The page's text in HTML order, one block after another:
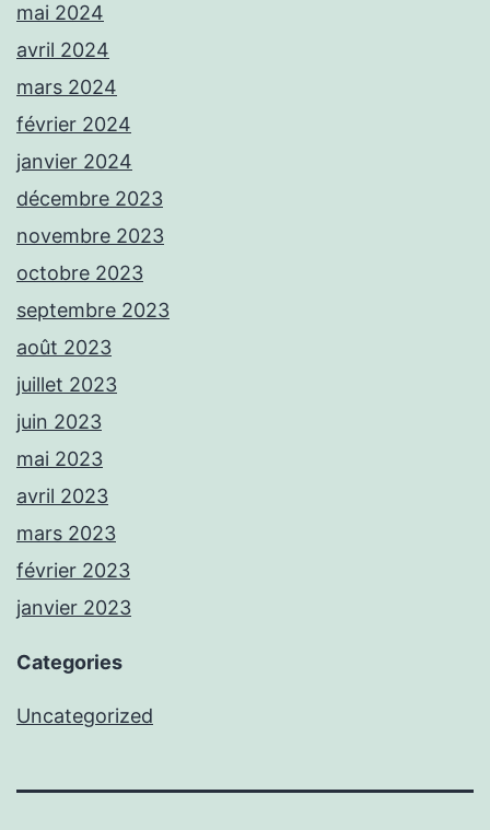
mai 2024
avril 2024
mars 2024
février 2024
janvier 2024
décembre 2023
novembre 2023
octobre 2023
septembre 2023
août 2023
juillet 2023
juin 2023
mai 2023
avril 2023
mars 2023
février 2023
janvier 2023
Categories
Uncategorized